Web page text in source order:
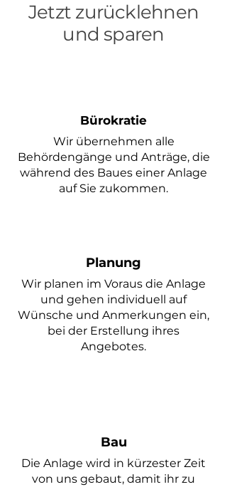
Jetzt zurücklehnen
und sparen
Bürokratie
Wir übernehmen alle
Behördengänge und Anträge, die
während des Baues einer Anlage
auf Sie zukommen.
Planung
Wir planen im Voraus die Anlage
und gehen individuell auf
Wünsche und Anmerkungen ein,
bei der Erstellung ihres
Angebotes.
Bau
Die Anlage wird in kürzester Zeit
von uns gebaut, damit ihr zu